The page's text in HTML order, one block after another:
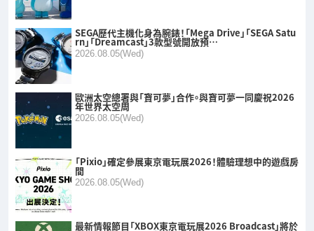
SEGA歷代主機化身為腕錶！「Mega Drive」「SEGA Satu
rn」「Dreamcast」3款型號開放預…
2026.08.05(Wed)
歐洲太空總署與「寶可夢」合作。與寶可夢一同慶祝2026
年世界太空周
2026.08.05(Wed)
「Pixio」確定參展東京電玩展2026！體驗理想中的遊戲房
間
2026.08.05(Wed)
最新情報節目「XBOX東京電玩展2026 Broadcast」將於